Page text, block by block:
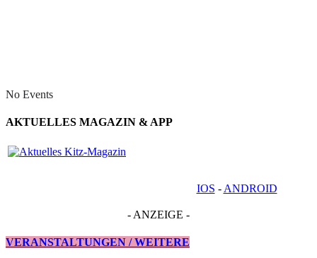
No Events
AKTUELLES MAGAZIN & APP
IOS - ANDROID
- ANZEIGE -
VERANSTALTUNGEN / WEITERE